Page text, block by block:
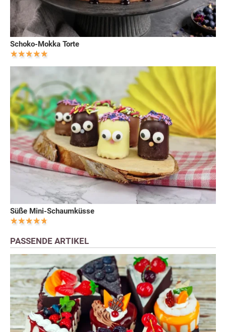
Schoko-Mokka Torte
Süße Mini-Schaumküsse
PASSENDE ARTIKEL